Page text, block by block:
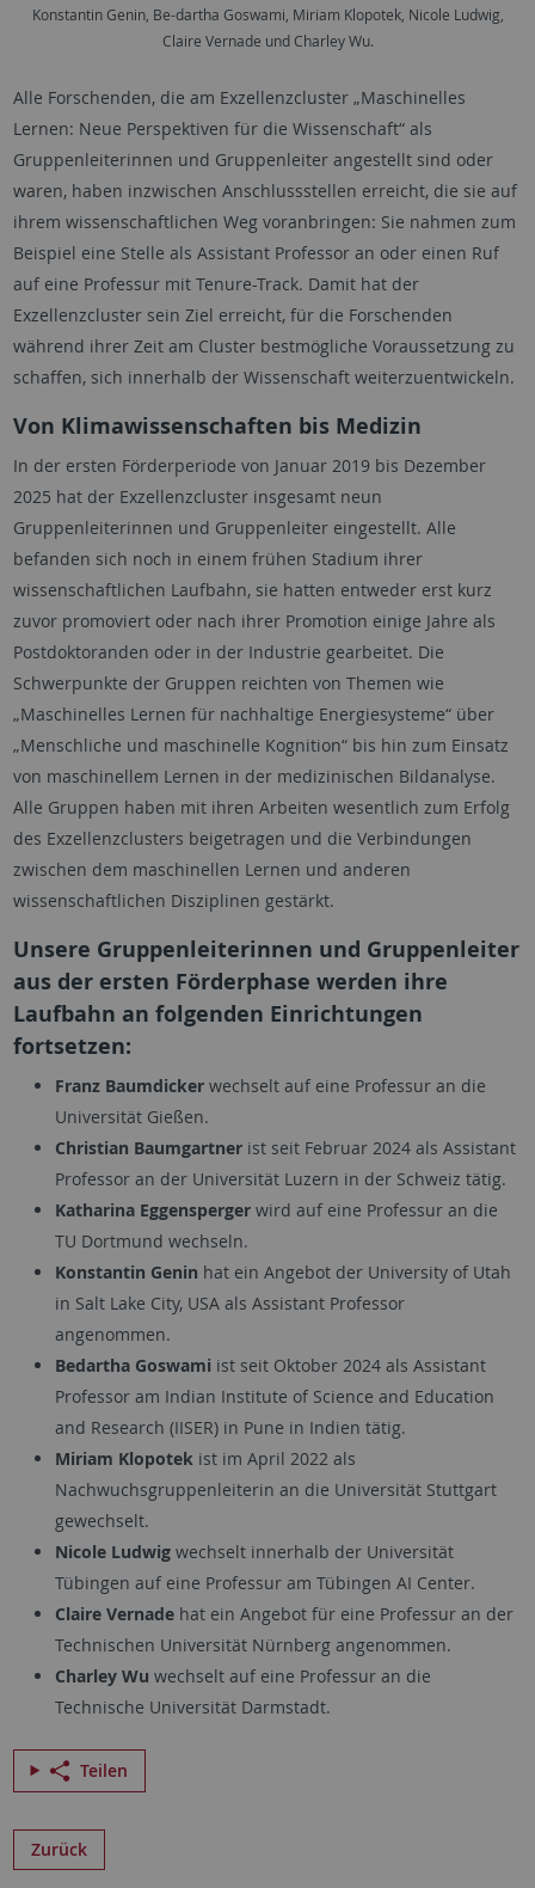
Konstantin Genin, Be-dartha Goswami, Miriam Klopotek, Nicole Ludwig,
Claire Vernade und Charley Wu.
Alle Forschenden, die am Exzellenzcluster „Maschinelles
Lernen: Neue Perspektiven für die Wissenschaft“ als
Gruppenleiterinnen und Gruppenleiter angestellt sind oder
waren, haben inzwischen Anschlussstellen erreicht, die sie auf
ihrem wissenschaftlichen Weg voranbringen: Sie nahmen zum
Beispiel eine Stelle als Assistant Professoran oder einen Ruf
auf eine Professur mit Tenure-Track. Damit hat der
Exzellenzcluster sein Ziel erreicht, für die Forschenden
während ihrer Zeit am Cluster bestmögliche Voraussetzung zu
schaffen, sich innerhalb der Wissenschaft weiterzuentwickeln.
Von Klimawissenschaften bis Medizin
In der ersten Förderperiode von Januar 2019 bis Dezember
2025 hat der Exzellenzcluster insgesamt neun
Gruppenleiterinnen und Gruppenleiter eingestellt. Alle
befanden sich noch in einem frühen Stadium ihrer
wissenschaftlichen Laufbahn, sie hatten entweder erst kurz
zuvor promoviert oder nach ihrer Promotion einige Jahre als
Postdoktoranden oder in der Industrie gearbeitet. Die
Schwerpunkte der Gruppen reichten von Themen wie
„Maschinelles Lernen für nachhaltige Energiesysteme“ über
„Menschliche und maschinelle Kognition“ bis hin zum Einsatz
von maschinellem Lernen in der medizinischen Bildanalyse.
Alle Gruppen haben mit ihren Arbeiten wesentlich zum Erfolg
des Exzellenzclusters beigetragen und die Verbindungen
zwischen dem maschinellen Lernen und anderen
wissenschaftlichen Disziplinen gestärkt.
Unsere Gruppenleiterinnen und Gruppenleiter
aus der ersten Förderphase werden ihre
Laufbahn an folgenden Einrichtungen
fortsetzen:
Franz Baumdickerwechselt auf eine Professur an die
Universität Gießen.
Christian Baumgartnerist seit Februar 2024 als Assistant
Professoran der Universität Luzern in der Schweiz tätig.
Katharina Eggenspergerwird auf eine Professur an die
TU Dortmund wechseln.
Konstantin Genin hat ein Angebot der University of Utah
in Salt Lake City, USAals Assistant Professor
angenommen.
Bedartha Goswami ist seit Oktober 2024 als Assistant
Professoram Indian Institute of Science and Education
and Research (IISER)in Pune in Indien tätig.
Miriam Klopotek ist im April 2022 als
Nachwuchsgruppenleiterin an die Universität Stuttgart
gewechselt.
Nicole Ludwigwechselt innerhalb der Universität
Tübingen auf eine Professur am Tübingen AI Center.
Claire Vernadehat ein Angebot für eine Professur an der
Technischen Universität Nürnberg angenommen.
Charley Wu wechselt auf eine Professur an die
Technische Universität Darmstadt.
Teilen
Zurück